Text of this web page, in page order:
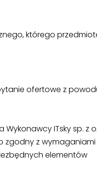
którego
ofertowe z
ITsky sp. z
zgodny z wymaganiami
elementów